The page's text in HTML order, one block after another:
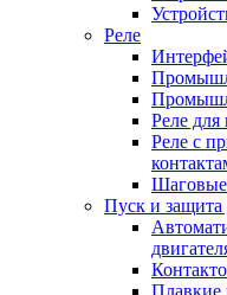
Реле
Реле для
Реле с
Шаговые
Пуск и защита